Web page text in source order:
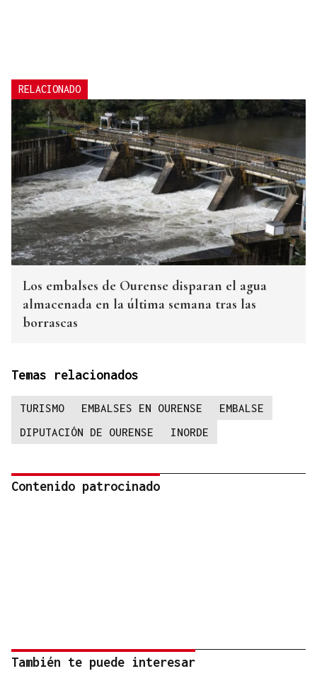
RELACIONADO
Los embalses de Ourense disparan el agua
almacenada en la última semana tras las
borrascas
Temas relacionados
TURISMO EMBALSES EN OURENSE
EMBALSE
DIPUTACIÓN DE OURENSE
INORDE
Contenido patrocinado
También te puede interesar